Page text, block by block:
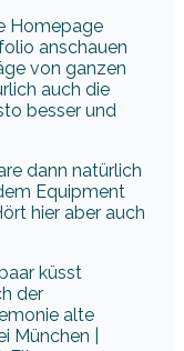
Homepage
anschauen
von ganzen
auch die
besser und
dann natürlich
Equipment
hier aber auch